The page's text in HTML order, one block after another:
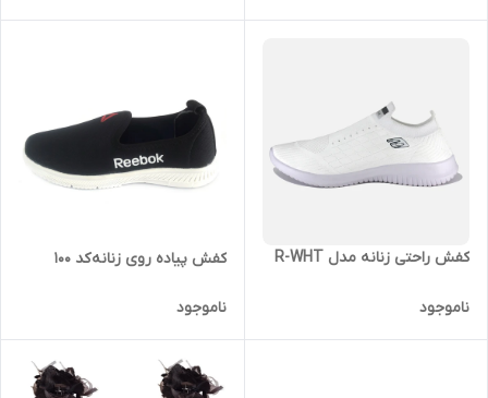
کفش راحتی زنانه مدل R-WHT
ناموجود
کفش پیاده روی زنانه کد 100
ناموجود